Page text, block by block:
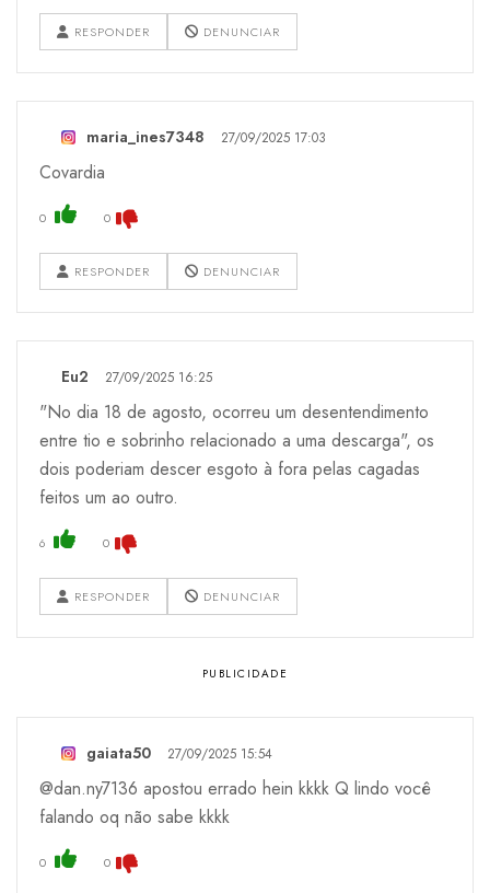
RESPONDER DENUNCIAR
maria_ines7348 27/09/2025 17:03
Covardia
0 0
RESPONDER DENUNCIAR
Eu2 27/09/2025 16:25
"No dia 18 de agosto, ocorreu um desentendimento
entre tio e sobrinho relacionado a uma descarga", os
dois poderiam descer esgoto à fora pelas cagadas
feitos um ao outro.
6 0
RESPONDER DENUNCIAR
gaiata50 27/09/2025 15:54
@dan.ny7136 apostou errado hein kkkk Q lindo você
falando oq não sabe kkkk
0 0